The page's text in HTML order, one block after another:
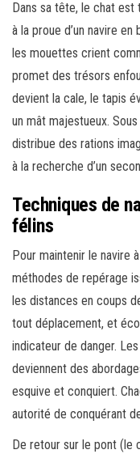
Dans sa tête, le chat est
à la proue d’un navire
les mouettes crient
promet des trésors
devient la cale, le tapis
un mât majestueux.
distribue des rations
à la recherche d’un
Techniques de
félins
Pour maintenir le navire
méthodes de repérage
les distances en coups
tout déplacement, et
indicateur de danger.
deviennent des
esquive et conquiert.
autorité de conquérant
De retour sur le pont (le